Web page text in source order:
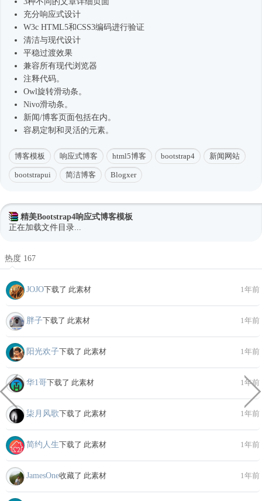
充分响应式设计
W3c HTML5和CSS3编码进行验证
清洁与现代设计
平稳过渡效果
兼容所有现代浏览器
注释代码。
Owl旋转滑动条。
Nivo滑动条。
新闻/博客页面包括在内。
容易定制和灵活的元素。
博客模板 响应式博客 html5博客 bootstrap4 新闻网站
bootstrapui 简洁博客 Blogxer
精美Bootstrap4响应式博客模板
正在加载文件目录...
热度 167
JOJO下载了 此素材 1年前
胖子下载了 此素材 1年前
阳光欢子下载了 此素材 1年前
华1哥下载了 此素材 1年前
柒月风歌下载了 此素材 1年前
简约人生下载了 此素材 1年前
JamesOne收藏了 此素材 1年前